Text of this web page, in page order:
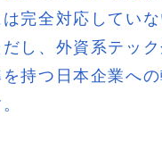
完全対応してい
し、外資系テック
持つ日本企業へ